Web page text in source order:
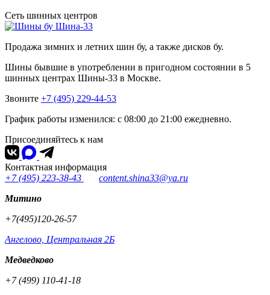
Сеть шинных центров
Шина-33
Продажа зимних и летних шин бу, а также дисков бу.
Шины бывшие в употреблении в пригодном состоянии в 5
шинных центрах Шины-33 в Москве.
Звоните +7 (495) 229-44-53
График работы изменился: с 08:00 до 21:00 ежедневно.
Присоединяйтесь к нам
Контактная информация
+7 (495) 223-38-43
content.shina33@ya.ru
Митино
+7(495)120-26-57
Ангелово, Центральная 2Б
Медведково
+7 (499) 110-41-18